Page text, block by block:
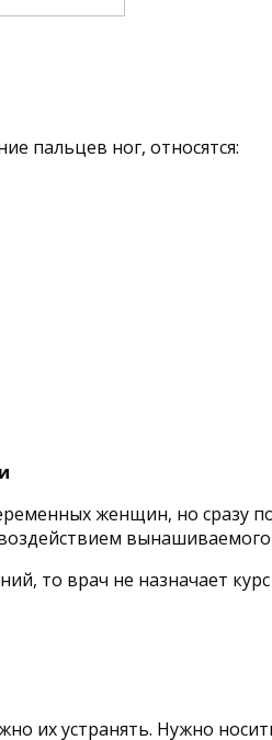
пальцев ног, относятся:
женщин, но сразу
то врач не назначает
устранять. Нужно